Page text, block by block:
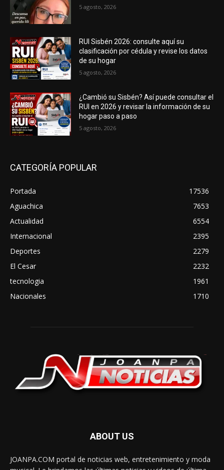
5 agosto, 2026
RUI Sisbén 2026: consulte aquí su
clasificación por cédula y revise los datos
de su hogar
5 agosto, 2026
¿Cambió su Sisbén? Así puede consultar el
RUI en 2026 y revisar la información de su
hogar paso a paso
5 agosto, 2026
CATEGORÍA POPULAR
Portada
17536
Aguachica
7653
Actualidad
6554
Internacional
2395
Deportes
2279
El Cesar
2232
tecnologia
1961
Nacionales
1710
ABOUT US
JOANPA.COM portal de noticias web, entretenimiento y moda